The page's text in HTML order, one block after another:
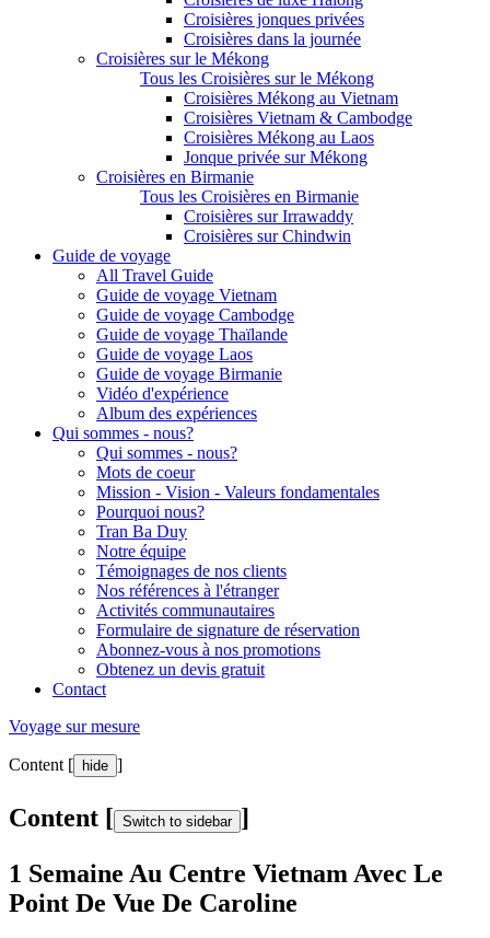
Croisières jonques privées
Croisières dans la journée
Croisières sur le Mékong
Tous les Croisières sur le Mékong
Croisières Mékong au Vietnam
Croisières Vietnam & Cambodge
Croisières Mékong au Laos
Jonque privée sur Mékong
Croisières en Birmanie
Tous les Croisières en Birmanie
Croisières sur Irrawaddy
Croisières sur Chindwin
Guide de voyage
All Travel Guide
Guide de voyage Vietnam
Guide de voyage Cambodge
Guide de voyage Thaïlande
Guide de voyage Laos
Guide de voyage Birmanie
Vidéo d'expérience
Album des expériences
Qui sommes - nous?
Qui sommes - nous?
Mots de coeur
Mission - Vision - Valeurs fondamentales
Pourquoi nous?
Tran Ba Duy
Notre équipe
Témoignages de nos clients
Nos références à l'étranger
Activités communautaires
Formulaire de signature de réservation
Abonnez-vous à nos promotions
Obtenez un devis gratuit
Contact
Voyage sur mesure
Content [ hide ]
Content [ Switch to sidebar ]
1 Semaine Au Centre Vietnam Avec Le
Point De Vue De Caroline